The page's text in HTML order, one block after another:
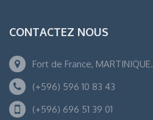
CONTACTEZ NOUS
Fort de France, MARTINIQUE.
(+596) 596 10 83 43
(+596) 696 51 39 01